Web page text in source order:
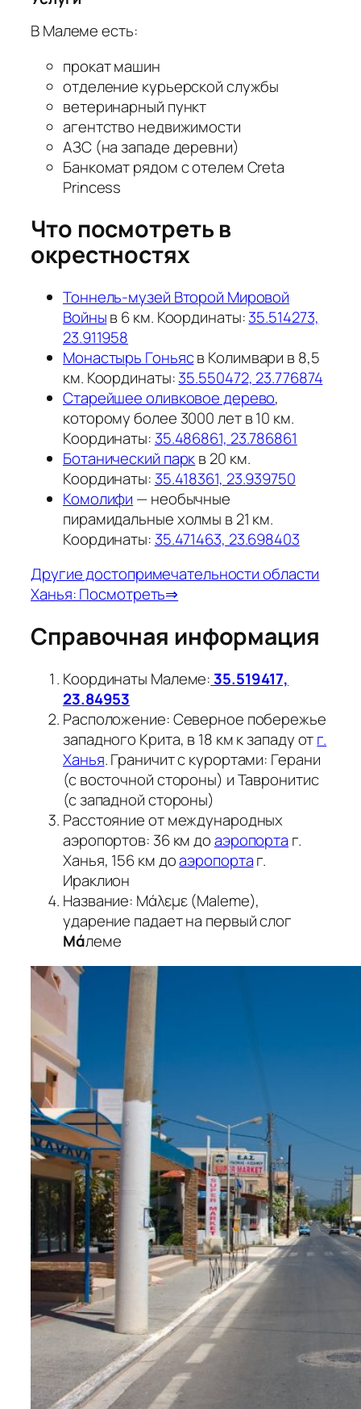
В Малеме есть:
прокат машин
отделение курьерской службы
ветеринарный пункт
агентство недвижимости
АЗС (на западе деревни)
Банкомат рядом с отелем Creta
Princess
Что посмотреть в
окрестностях
Тоннель-музей Второй Мировой
Войныв 6 км. Координаты:35.514273,
23.911958
Монастырь Гоньясв Колимвари в 8,5
км. Координаты:35.550472, 23.776874
Старейшее оливковое дерево,
которому более 3000 лет в 10 км.
Координаты: 35.486861, 23.786861
Ботанический паркв 20 км.
Координаты: 35.418361, 23.939750
Комолифи — необычные
пирамидальные холмы в 21 км.
Координаты: 35.471463, 23.698403
Другие достопримечательности области
Ханья: Посмотреть⇒
Справочная информация
Координаты Малеме: 35.519417,
23.84953
Расположение: Северное побережье
западного Крита, в 18 км к западу отг.
Ханья. Граничит с курортами: Герани
(с восточной стороны) и Тавронитис
(с западной стороны)
Расстояние от международных
аэропортов: 36 км доаэропорта г.
Ханья, 156 км доаэропортаг.
Ираклион
Название: Μάλεμε (Maleme),
ударение падает на первый слог
Мάлеме